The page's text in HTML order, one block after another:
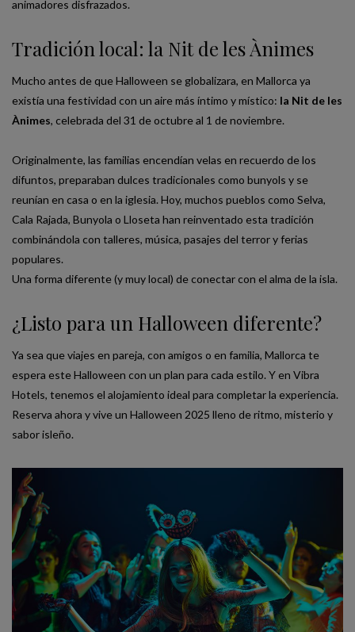
animadores disfrazados.
Tradición local: la Nit de les Ànimes
Mucho antes de que Halloween se globalizara, en Mallorca ya
existía una festividad con un aire más íntimo y místico: la Nit de les
Ànimes, celebrada del 31 de octubre al 1 de noviembre.
Originalmente, las familias encendían velas en recuerdo de los
difuntos, preparaban dulces tradicionales como bunyols y se
reunían en casa o en la iglesia. Hoy, muchos pueblos como Selva,
Cala Rajada, Bunyola o Lloseta han reinventado esta tradición
combinándola con talleres, música, pasajes del terror y ferias
populares.
Una forma diferente (y muy local) de conectar con el alma de la isla.
¿Listo para un Halloween diferente?
Ya sea que viajes en pareja, con amigos o en familia, Mallorca te
espera este Halloween con un plan para cada estilo. Y en Vibra
Hotels, tenemos el alojamiento ideal para completar la experiencia.
Reserva ahora y vive un Halloween 2025 lleno de ritmo, misterio y
sabor isleño.